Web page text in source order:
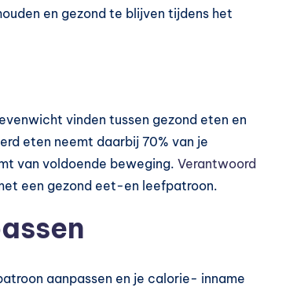
en gezond te blijven tijdens het
vinden tussen gezond eten en
eten neemt daarbij 70% van je
van voldoende beweging. Verantwoord
een gezond eet-en leefpatroon.
aanpassen en je calorie- inname